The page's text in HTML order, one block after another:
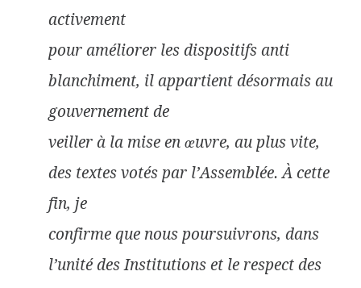
activement
pour améliorer les dispositifs anti
blanchiment, il appartient désormais au
gouvernement de
veiller à la mise en œuvre, au plus vite,
des textes votés par l’Assemblée. À cette
fin, je
confirme que nous poursuivrons, dans
l’unité des Institutions et le respect des